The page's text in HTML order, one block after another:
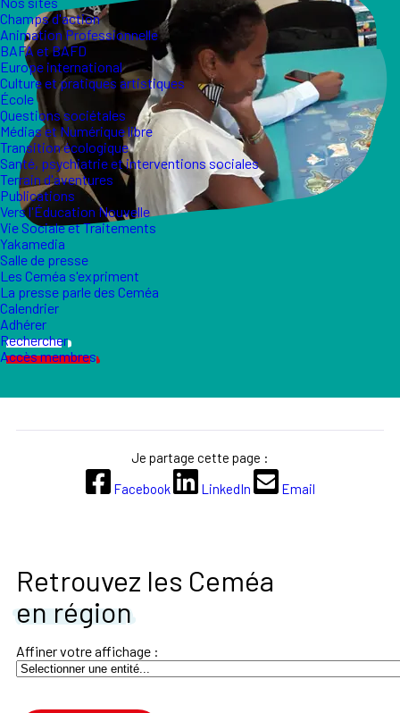
Champs d'action
Animation Professionnelle
BAFA et BAFD
Europe international
Culture et pratiques artistiques
École
Questions sociétales
Médias et Numérique libre
Transition écologique
Santé, psychiatrie et interventions sociales
Terrain d'aventures
Publications
Vers l'Éducation Nouvelle
Vie Sociale et Traitements
Yakamedia
Salle de presse
Les Ceméa s'expriment
La presse parle des Ceméa
Calendrier
Adhérer
Rechercher
Accès membres
Retrouvez les Ceméa
en région
Affiner votre affichage :
Je partage cette page :
Facebook
LinkedIn Email